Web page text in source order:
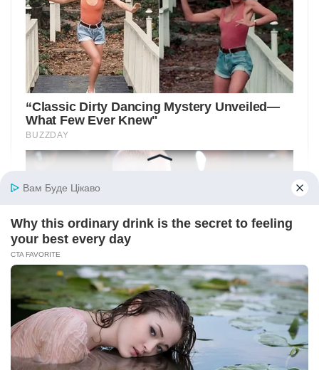
Вам Буде Цікаво
Why this ordinary drink is the secret to feeling
your best every day
CTA FAVORITE